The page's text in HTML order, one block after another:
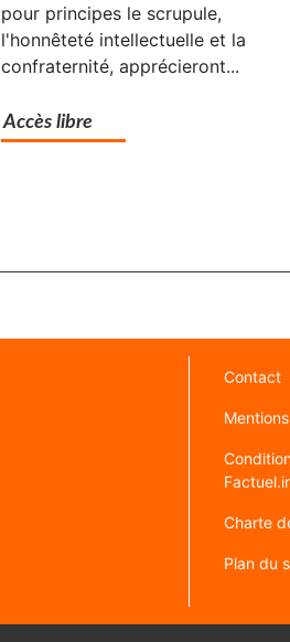
pour principes le scrupule,
l'honnêteté intellectuelle et la
confraternité, apprécieront...
Accès libre
Contact
Charte
Plan du